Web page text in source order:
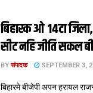
बिहारक ओ 14टा
सीट नहि जीति सकल
BY संपादक SEPTEMBER 3,
बिहारमे बीजेपी अपन हरायल